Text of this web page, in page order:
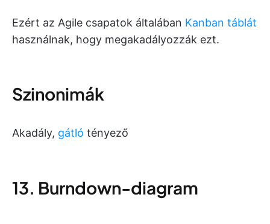
Ezért az Agile csapatok általában Kanban táblát
használnak, hogy megakadályozzák ezt.
Szinonimák
Akadály, gátló tényező
13. Burndown-diagram